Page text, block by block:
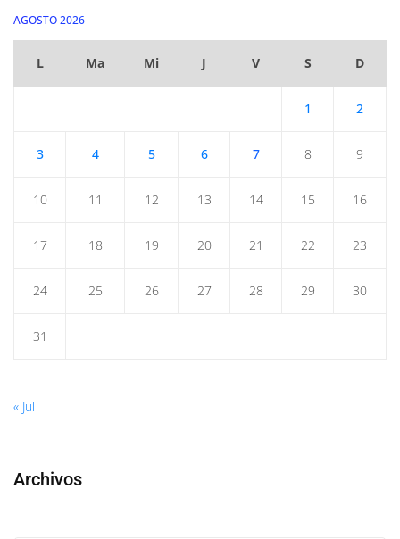
AGOSTO 2026
L Ma Mi J V S D
1 2
3 4 5 6 7 8 9
10 11 12 13 14 15 16
17 18 19 20 21 22 23
24 25 26 27 28 29 30
31
« Jul
Archivos